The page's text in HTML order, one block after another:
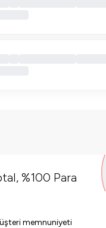
%100 Para
memnuniyeti